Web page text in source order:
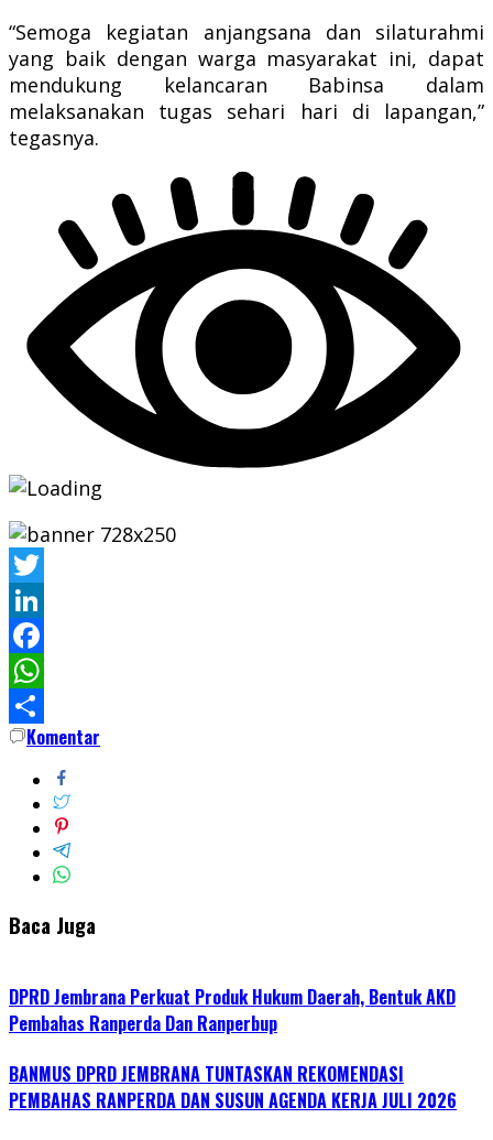
“Semoga kegiatan anjangsana dan silaturahmi
yang baik dengan warga masyarakat ini, dapat
mendukung kelancaran Babinsa dalam
melaksanakan tugas sehari hari di lapangan,”
tegasnya.
Twitter
LinkedIn
Facebook
WhatsApp
Share
Komentar
Baca Juga
DPRD Jembrana Perkuat Produk Hukum Daerah, Bentuk AKD
Pembahas Ranperda Dan Ranperbup
BANMUS DPRD JEMBRANA TUNTASKAN REKOMENDASI
PEMBAHAS RANPERDA DAN SUSUN AGENDA KERJA JULI 2026